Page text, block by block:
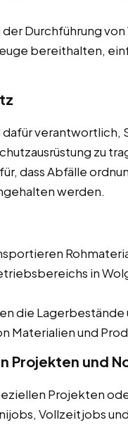
Durchführung
bereithalten,
dafür
zu
dass Abfälle
werden.
in
die Lagerbestände
Materialien und
Projekten und
Projekten
Vollzeitjobs